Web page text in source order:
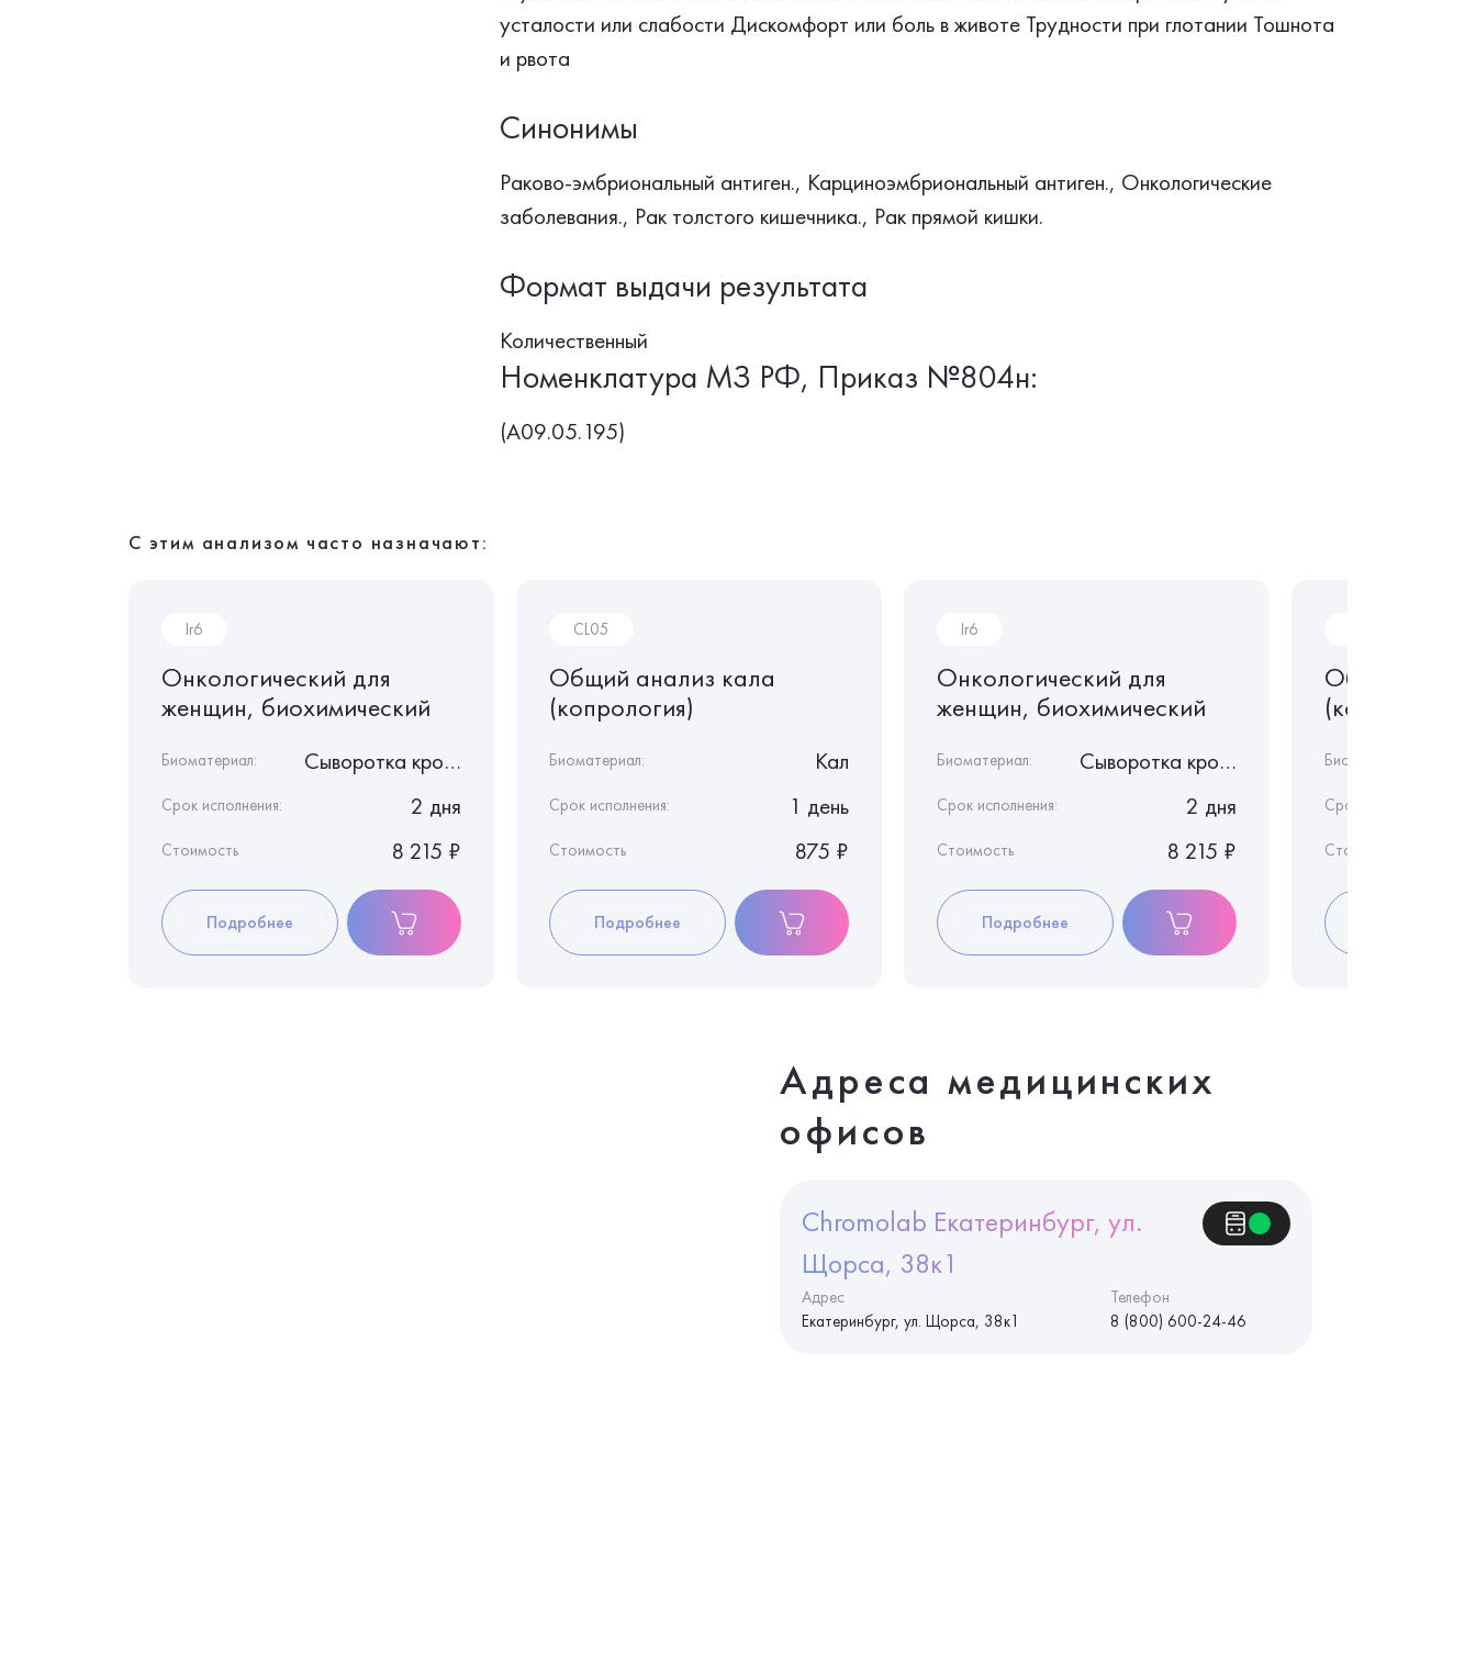
усталости или слабости Дискомфорт или боль в животе Трудности при глотании Тошнота
и рвота
Синонимы
Раково-эмбриональный антиген., Карциноэмбриональный антиген., Онкологические
заболевания., Рак толстого кишечника., Рак прямой кишки.
Формат выдачи результата
Количественный
Номенклатура МЗ РФ, Приказ №804н:
(A09.05.195)
С этим анализом часто назначают:
Ir6
Онкологический для
женщин, биохимический
Биоматериал: Сыворотка крови
Срок исполнения: 2 дня
Стоимость 8 215 ₽
Подробнее
CL05
Общий анализ кала
(копрология)
Биоматериал: Кал
Срок исполнения: 1 день
Стоимость 875 ₽
Подробнее
Ir6
Онкологический для
женщин, биохимический
Биоматериал: Сыворотка крови
Срок исполнения: 2 дня
Стоимость 8 215 ₽
Подробнее
Общий
(копрология)
Биоматериал:
Срок исполнения:
Стоимость
Адреса медицинских
офисов
Chromolab Екатеринбург, ул.
Щорса, 38к1
Адрес
Екатеринбург, ул. Щорса, 38к1
Телефон
8 (800) 600-24-46